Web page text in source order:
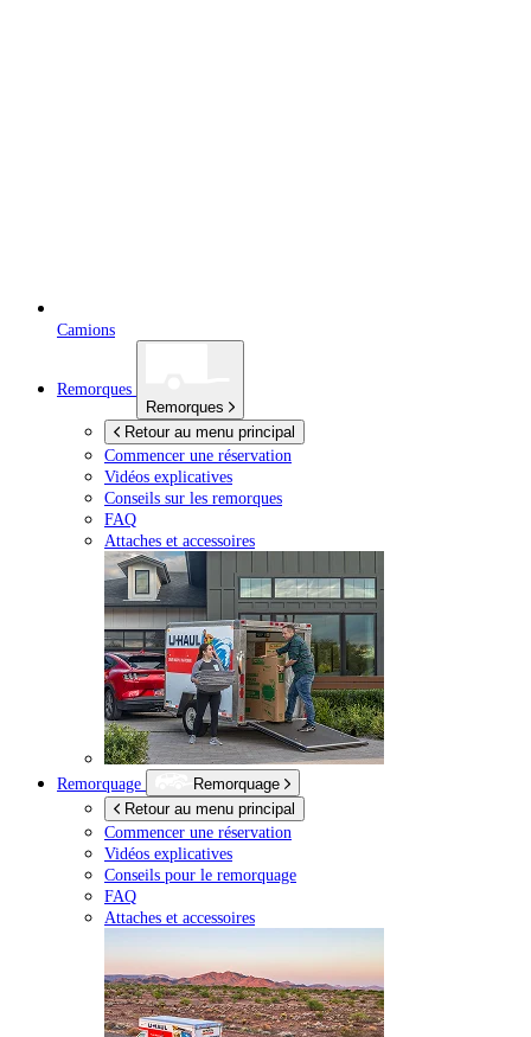
Camions
Remorques
Remorques
Retour au menu principal
Commencer une réservation
Vidéos explicatives
Conseils sur les remorques
FAQ
Attaches et accessoires
Remorquage
Remorquage
Retour au menu principal
Commencer une réservation
Vidéos explicatives
Conseils pour le remorquage
FAQ
Attaches et accessoires